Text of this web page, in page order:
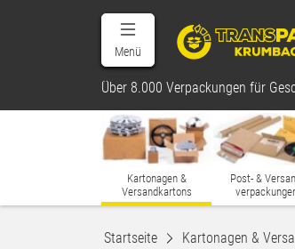
Menü
Über 8.000 Verpackungen für
Kartonagen &
Versandkartons
Post- &
Startseite Kartonagen &